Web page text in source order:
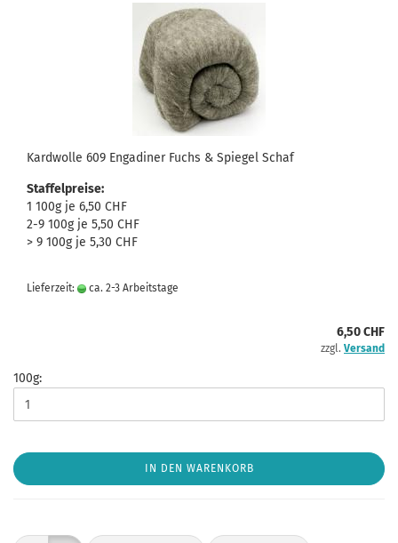
Kardwolle 609 Engadiner Fuchs & Spiegel Schaf
Staffelpreise:
1 100g je 6,50 CHF
2-9 100g je 5,50 CHF
> 9 100g je 5,30 CHF
Lieferzeit: ca. 2-3 Arbeitstage
6,50 CHF
zzgl. Versand
100g:
IN DEN WARENKORB